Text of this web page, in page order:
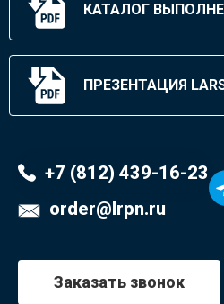
КАТАЛОГ
ПРЕЗЕНТАЦИЯ
+7 (812) 439-16-23
order@lrpn.ru
Заказать звонок